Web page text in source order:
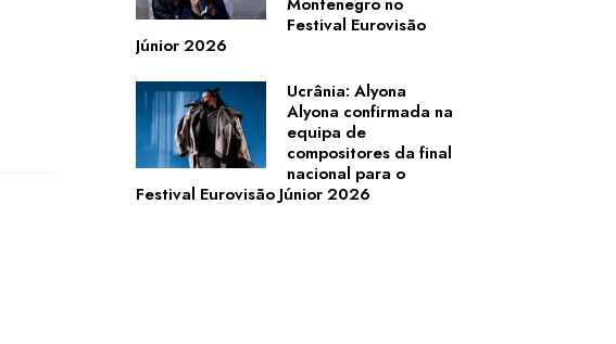
Festival Eurovisão
Júnior 2026
Ucrânia: Alyona
Alyona confirmada na
equipa de
compositores da final
nacional para o
Festival Eurovisão Júnior 2026